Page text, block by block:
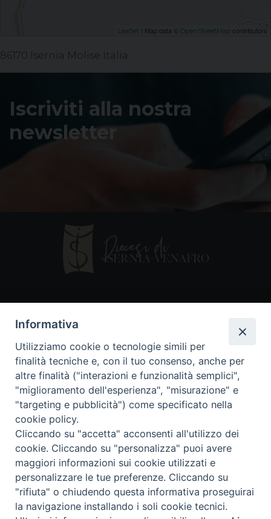
Leaflet | Map data © OpenStreetMap contributors
86170 Isernia Molise Italia
Iscriviti alla nostra
newsletter
86170 Isernia
086550849
segreteria@diocesiiserniavenafro.it
I nostri social
Copyright © 2018 - Diocesi di Isernia-Venafro (C.F.
90008750946). Riproduzione solo con permesso.
Tutti i diritti sono riservati
Informativa
Utilizziamo cookie o tecnologie simili per
finalità tecniche e, con il tuo consenso, anche per
altre finalità ("interazioni e funzionalità semplici",
"miglioramento dell'esperienza", "misurazione" e
"targeting e pubblicità") come specificato nella
cookie policy.
Cliccando su "accetta" acconsenti all'utilizzo dei
cookie. Cliccando su "personalizza" puoi avere
maggiori informazioni sui cookie utilizzati e
personalizzare le tue preferenze. Cliccando su
"rifiuta" o chiudendo questa informativa proseguirai
la navigazione installando i soli cookie tecnici.